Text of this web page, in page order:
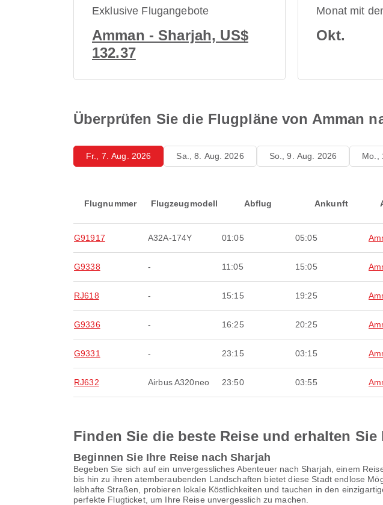
Exklusive Flugangebote
Amman - Sharjah, US$
132.37
Monat mit
Okt.
Überprüfen Sie die Flugpläne von Amman
Fr., 7. Aug. 2026 Sa., 8. Aug. 2026 So., 9. Aug. 2026 Mo.,
Flugnummer Flugzeugmodell Abflug Ankunft
G91917 A32A-174Y 01:05 05:05
G9338 - 11:05 15:05
RJ618 - 15:15 19:25
G9336 - 16:25 20:25
G9331 - 23:15 03:15
RJ632 Airbus A320neo 23:50 03:55
Finden Sie die beste Reise und erhalten
Beginnen Sie Ihre Reise nach Sharjah
Begeben Sie sich auf ein unvergessliches Abenteuer nach Sharjah, einem
bis hin zu ihren atemberaubenden Landschaften bietet diese Stadt endlose
lebhafte Straßen, probieren lokale Köstlichkeiten und tauchen in den
perfekte Flugticket, um Ihre Reise unvergesslich zu machen.